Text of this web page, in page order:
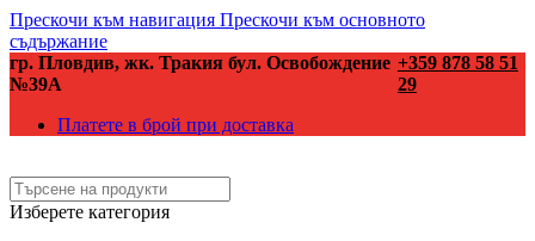
Прескочи към навигация Прескочи към основното
съдържание
гр. Пловдив, жк. Тракия бул. Освобождение
№39А
+359 878 58 51
29
Платете в брой при доставка
Изберете категория